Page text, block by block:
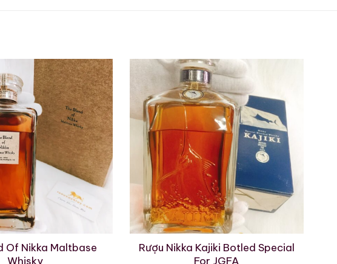
cách đậm đà, than bùi và khói
thoát, mang hương hoa và trái cây.
tạo nên cấu trúc cân bằng giữa mạnh
và gỗ sồi Nhật. Hương hoa trắng và
mại.
Of Nikka Maltbase
Whisky
Rượu Nikka Kajiki Botled Special
For JGFA